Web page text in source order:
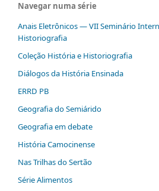
Navegar numa série
Anais Eletrônicos — VII Seminário
Historiografia
Coleção História e Historiografia
Diálogos da História Ensinada
ERRD PB
Geografia do Semiárido
Geografia em debate
História Camocinense
Nas Trilhas do Sertão
Série Alimentos